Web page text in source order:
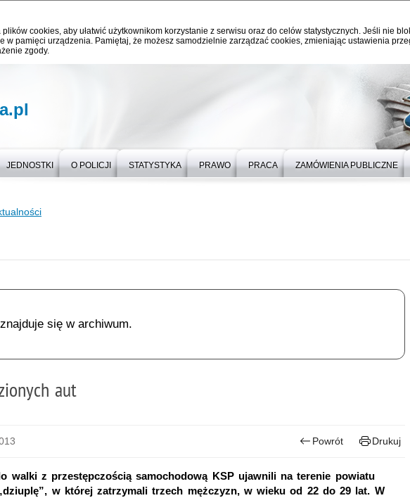
plików cookies, aby ułatwić użytkownikom korzystanie z serwisu oraz do celów statystycznych. Jeśli nie
w pamięci urządzenia. Pamiętaj, że możesz samodzielnie zarządzać cookies, zmieniając ustawienia
zgody.
JEDNOSTKI O POLICJI STATYSTYKA PRAWO PRACA ZAMÓWIENIA PUBLICZNE
się w archiwum.
aut
Powrót Drukuj
walki z przestępczością samochodową KSP ujawnili na terenie powiatu
w której zatrzymali trzech mężczyzn, w wieku od 22 do 29 lat. W